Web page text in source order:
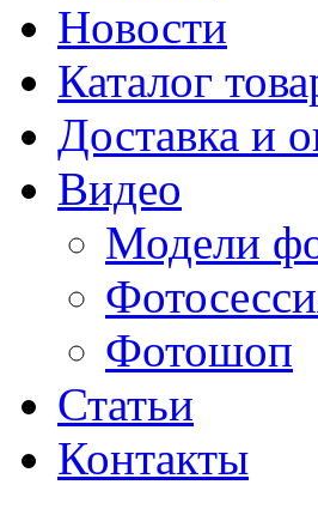
Новости
Каталог
Доставка и
Видео
Модели
Фотошоп
Статьи
Контакты